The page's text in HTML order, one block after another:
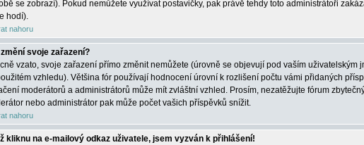
se zobrazí). Pokud nemůžete využívat postavičky, pak právě tehdy toto administrátoři
hodí).
nahoru
svoje zařazení?
vzato, svoje zařazení přímo změnit nemůžete (úrovně se objevují pod vaším uživatelským
vzhledu). Většina fór používají hodnocení úrovní k rozlišení počtu vámi přidaných
moderátorů a administrátorů může mít zvláštní vzhled. Prosím, nezatěžujte fórum
nebo administrátor pak může počet vašich příspěvků snížit.
nahoru
kliknu na e-mailový odkaz uživatele, jsem vyzván k přihlášení!